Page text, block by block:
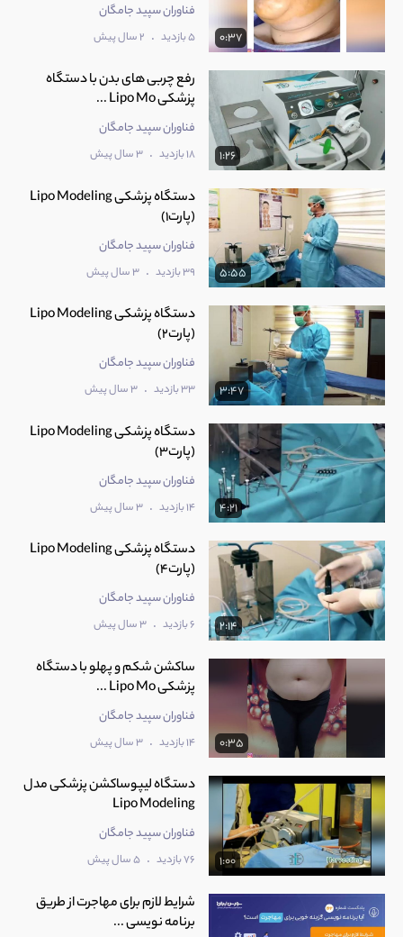
0:37
فناوران سپید جامگان
5 بازدید . 2 سال پیش
1:26
رفع چربی های بدن با دستگاه
پزشکی Lipo Mo ...
فناوران سپید جامگان
18 بازدید . 3 سال پیش
5:55
دستگاه پزشکی Lipo Modeling
(پارت1)
فناوران سپید جامگان
39 بازدید . 3 سال پیش
3:47
دستگاه پزشکی Lipo Modeling
(پارت2)
فناوران سپید جامگان
33 بازدید . 3 سال پیش
4:21
دستگاه پزشکی Lipo Modeling
(پارت3)
فناوران سپید جامگان
14 بازدید . 3 سال پیش
2:14
دستگاه پزشکی Lipo Modeling
(پارت4)
فناوران سپید جامگان
6 بازدید . 3 سال پیش
0:35
ساکشن شکم و پهلو با دستگاه
پزشکی Lipo Mo ...
فناوران سپید جامگان
14 بازدید . 3 سال پیش
1:00
دستگاه لیپوساکشن پزشکی مدل
Lipo Modeling
فناوران سپید جامگان
76 بازدید . 5 سال پیش
شرایط لازم برای مهاجرت از طریق
برنامه نویسی ...